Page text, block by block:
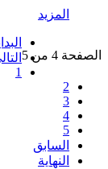
المزيد
الصفحة 4 من 5
1
2
3
4
5
السابق
النهاية